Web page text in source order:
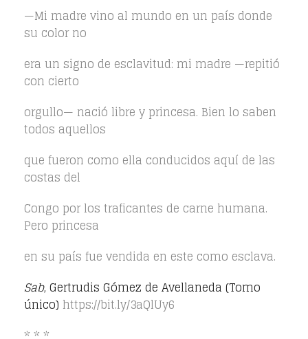
—Mi madre vino al mundo en un país donde
su color no
era un signo de esclavitud: mi madre —repitió
con cierto
orgullo— nació libre y princesa. Bien lo saben
todos aquellos
que fueron como ella conducidos aquí de las
costas del
Congo por los traficantes de carne humana.
Pero princesa
en su país fue vendida en este como esclava.
Sab, Gertrudis Gómez de Avellaneda (Tomo
único) https://bit.ly/3aQlUy6